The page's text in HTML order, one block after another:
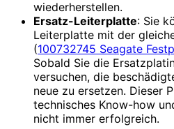
wiederherstellen.
Ersatz-Leiterplatte: Sie
Leiterplatte mit der
(100732745 Seagate
Sobald Sie die
versuchen, die
neue zu ersetzen. Dieser
technisches Know-how
nicht immer erfolgreich.